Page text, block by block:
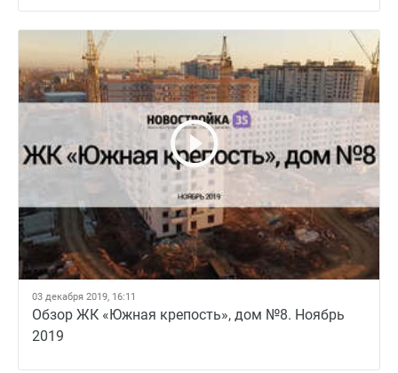
03 декабря 2019, 16:11
Обзор ЖК «Южная крепость», дом №8. Ноябрь
2019